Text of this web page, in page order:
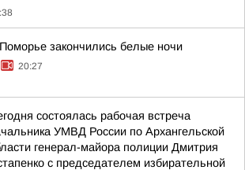
закончились белые ночи
20:27
состоялась рабочая встреча
УМВД России по Архангельской
генерал-майора полиции Дмитрия
с председателем избирательной